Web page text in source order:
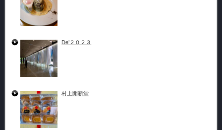
De’２０２３
村上開新堂